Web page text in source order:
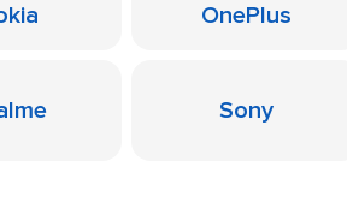
OnePlus
Sony